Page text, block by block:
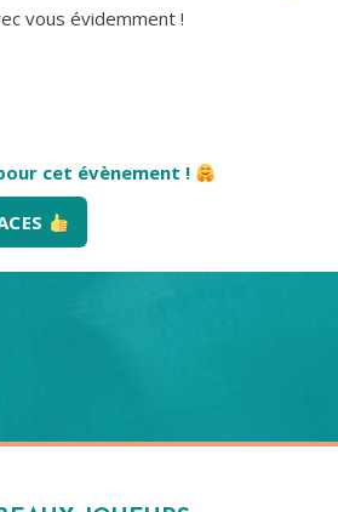
vous évidemment !
cet évènement !